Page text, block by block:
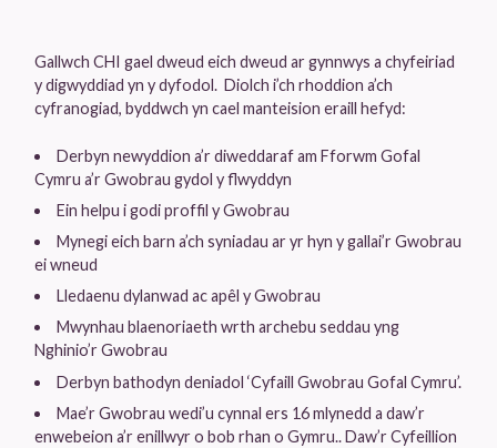
Gallwch CHI gael dweud eich dweud ar gynnwys a chyfeiriad
y digwyddiad yn y dyfodol. Diolch i’ch rhoddion a’ch
cyfranogiad, byddwch yn cael manteision eraill hefyd:
Derbyn newyddion a’r diweddaraf am Fforwm Gofal
Cymru a’r Gwobrau gydol y flwyddyn
Ein helpu i godi proffil y Gwobrau
Mynegi eich barn a’ch syniadau ar yr hyn y gallai’r Gwobrau
ei wneud
Lledaenu dylanwad ac apêl y Gwobrau
Mwynhau blaenoriaeth wrth archebu seddau yng
Nghinio’r Gwobrau
Derbyn bathodyn deniadol ‘Cyfaill Gwobrau Gofal Cymru’.
Mae’r Gwobrau wedi’u cynnal ers 16 mlynedd a daw’r
enwebeion a’r enillwyr o bob rhan o Gymru.. Daw’r Cyfeillion